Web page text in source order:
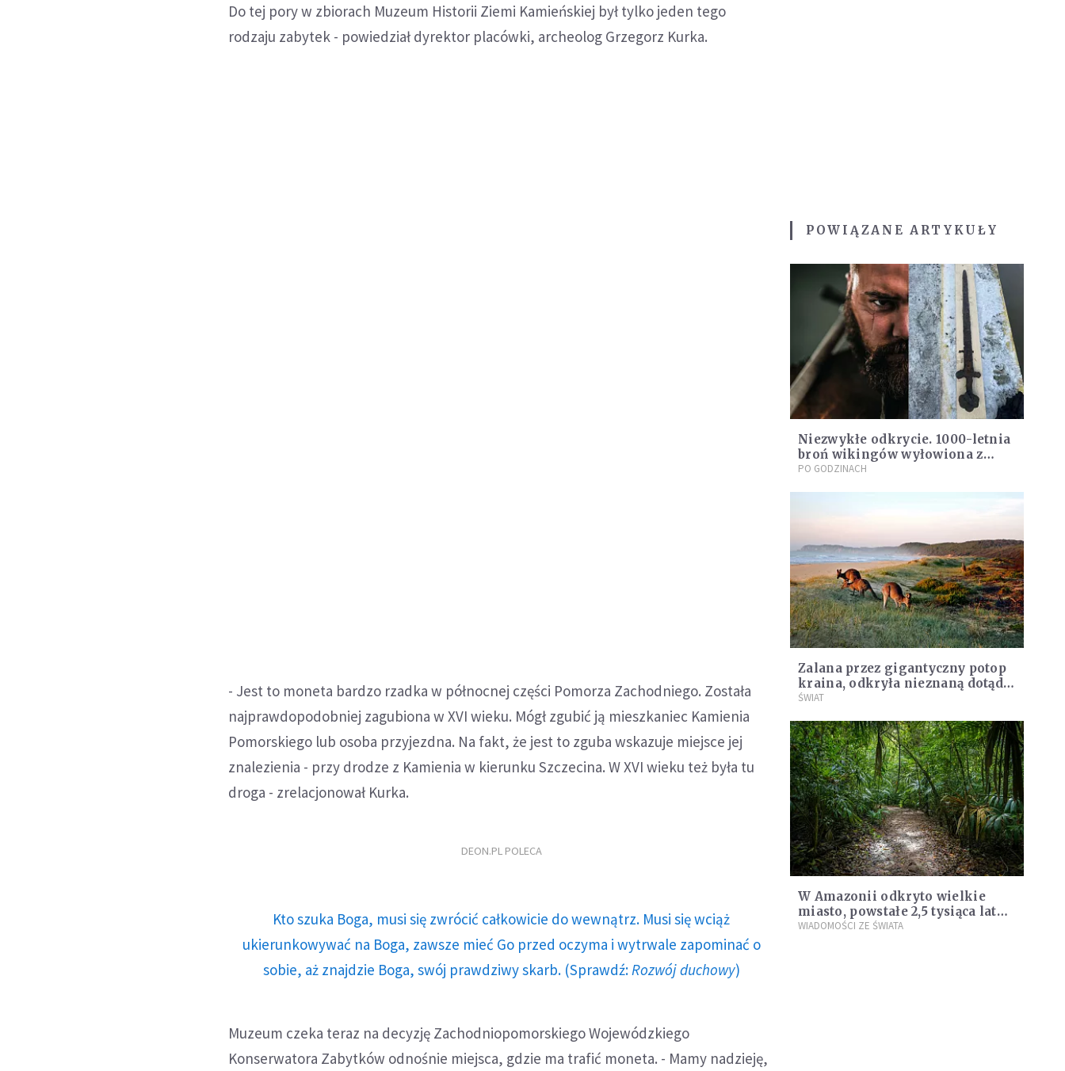
Do tej pory w zbiorach Muzeum Historii Ziemi Kamieńskiej był tylko jeden tego
rodzaju zabytek - powiedział dyrektor placówki, archeolog Grzegorz Kurka.
- Jest to moneta bardzo rzadka w północnej części Pomorza Zachodniego. Została
najprawdopodobniej zagubiona w XVI wieku. Mógł zgubić ją mieszkaniec Kamienia
Pomorskiego lub osoba przyjezdna. Na fakt, że jest to zguba wskazuje miejsce jej
znalezienia - przy drodze z Kamienia w kierunku Szczecina. W XVI wieku też była tu
droga - zrelacjonował Kurka.
DEON.PL POLECA
Kto szuka Boga, musi się zwrócić całkowicie do wewnątrz. Musi się wciąż
ukierunkowywać na Boga, zawsze mieć Go przed oczyma i wytrwale zapominać o
sobie, aż znajdzie Boga, swój prawdziwy skarb. (Sprawdź: Rozwój duchowy)
Muzeum czeka teraz na decyzję Zachodniopomorskiego Wojewódzkiego
Konserwatora Zabytków odnośnie miejsca, gdzie ma trafić moneta. - Mamy nadzieję,
POWIĄZANE ARTYKUŁY
Niezwykłe odkrycie. 1000-letnia
broń wikingów wyłowiona z
Wisły
PO GODZINACH
Zalana przez gigantyczny potop
kraina, odkryła nieznaną dotąd
rozwiniętą cywilizację
ŚWIAT
W Amazonii odkryto wielkie
miasto, powstałe 2,5 tysiąca lat
temu
WIADOMOŚCI ZE ŚWIATA